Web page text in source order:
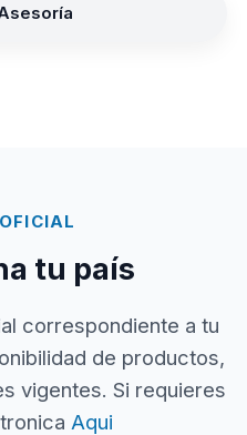
tu país
correspondiente a tu
de productos,
vigentes. Si requieres
Aqui